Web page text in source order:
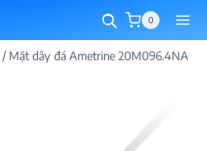
0
/ Mặt dây đá Ametrine 20M096.4NA